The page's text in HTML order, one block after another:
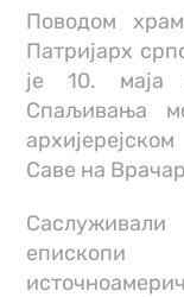
Поводом
Патријарх
је 10. маја
Спаљивања
Саве на